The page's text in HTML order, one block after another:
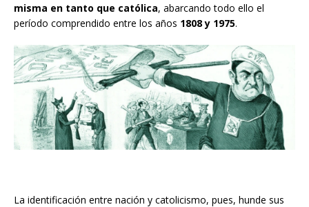
misma en tanto que católica, abarcando todo ello el
período comprendido entre los años 1808 y 1975.
La identificación entre nación y catolicismo, pues, hunde sus